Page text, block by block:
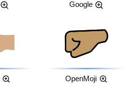
Google
OpenMoji